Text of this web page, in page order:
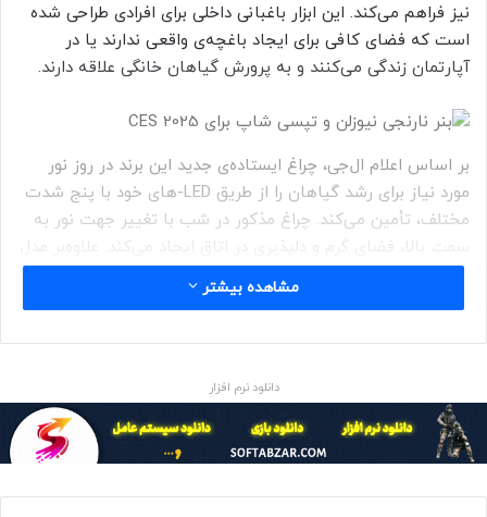
نیز فراهم می‌کند. این ابزار باغبانی داخلی برای افرادی طراحی شده
است که فضای کافی برای ایجاد باغچه‌ی واقعی ندارند یا در
آپارتمان زندگی می‌کنند و به پرورش گیاهان خانگی علاقه‌ دارند.
بر اساس اعلام ال‌جی، چراغ ایستاده‌ی جدید این برند در روز نور
مورد نیاز برای رشد گیاهان را از طریق LED-های خود با پنج شدت
مختلف، تأمین می‌کند. چراغ مذکور در شب با تغییر جهت نور به
سمت بالا، فضای گرم و دلپذیری در اتاق ایجاد می‌کند. علاوه‌بر مدل
ایستاده، ال‌جی نسخه‌ی کوچک‌تر و جمع‌وجورتری طراحی کرده که
ارتفاع آن به اندازه‌ی میز کنار مبلی است و برای فضاهای کوچک
مشاهده بیشتر
دانلود نرم افزار